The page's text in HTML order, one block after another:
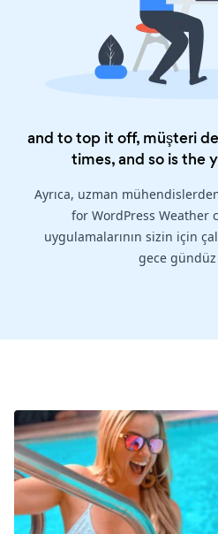
and to top it off, müşteri
times, and so is the
Ayrıca, uzman
for WordPress Weather
uygulamalarının sizin için
gece gündüz